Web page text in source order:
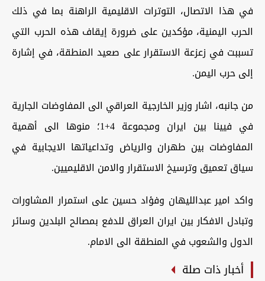
في هذا الاتصال، التوترات الاقليمية الراهنة بما في ذلك
الحرب اليمنية، مؤكدين على ضرورة إيقاف هذه الحرب التي
تسببت في زعزعة الاستقرار على صعيد المنطقة، في إشارة
إلى حرب اليمن.
من جانبه، اشار وزير الخارجية العراقي الى المفاوضات الجارية
في فيينا بين ايران ومجموعة 4+1؛ منوها الى أهمية
المفاوضات بين طهران والرياض وتداعياتها الايجابية في
سياق تعميق وترسيخ الاستقرار والامن الاقليميين.
واكد امير عبدالليهان وفؤاد حسين على استمرار المشاورات
وتبادل الافكار بين ايران العراق للدفع بمصالح البلدين وسائر
الدول والشعوب في المنطقة الى الامام.
أخبار ذات صلة